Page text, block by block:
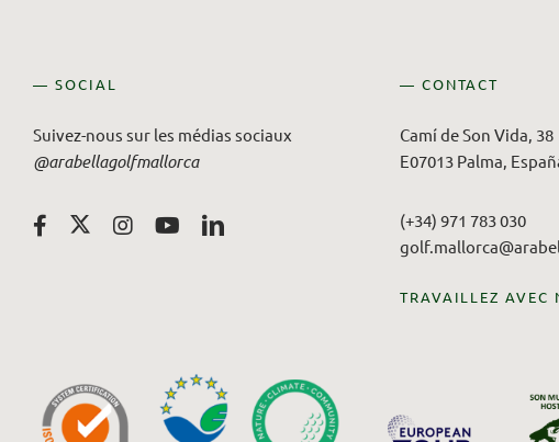
— SOCIAL
Suivez-nous sur les médias sociaux
@arabellagolfmallorca
— CONTACT
Camí de Son Vida, 38
E07013 Palma,
(+34) 971 783 030
TRAVAILLEZ AVEC